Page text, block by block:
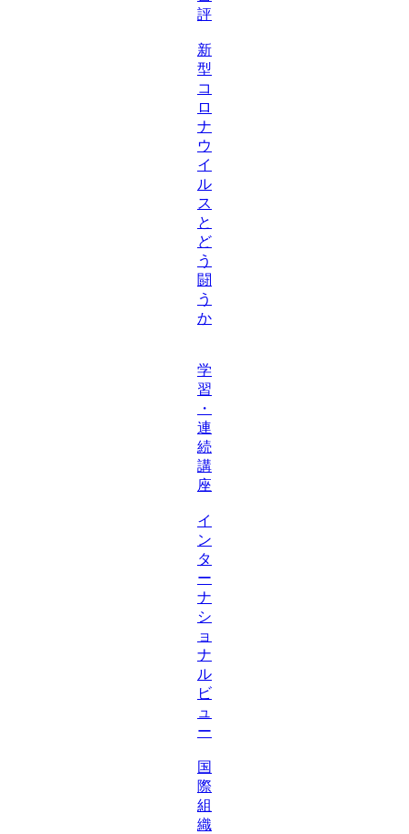
評
新
型
コ
ロ
ナ
ウ
イ
ル
ス
と
ど
う
闘
う
か
学
習
・
連
続
講
座
イ
ン
タ
ー
ナ
シ
ョ
ナ
ル
ビ
ュ
ー
国
際
組
織